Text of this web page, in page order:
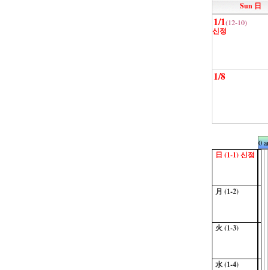
Sun 日
1/1(12-10)
신정
1/8
0
日 (1-1)신정
月 (1-2)
火 (1-3)
水 (1-4)